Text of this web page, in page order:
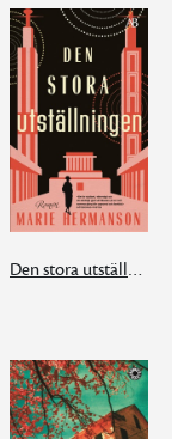
Den stora utställningen